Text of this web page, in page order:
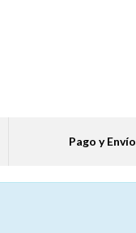
Pago y Envío